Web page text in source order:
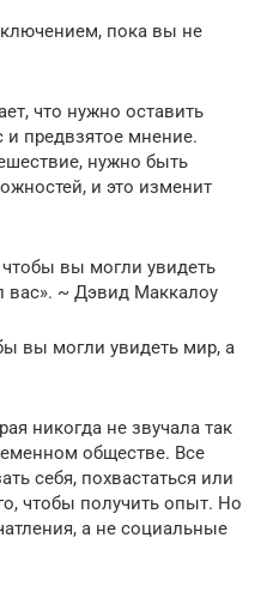
пока вы не
что нужно оставить
и предвзятое мнение.
нужно быть
и это изменит
чтобы вы могли увидеть
вас». ~ Дэвид Маккалоу
вы могли увидеть мир, а
никогда не звучала так
обществе. Все
себя, похвастаться или
чтобы получить опыт. Но
а не социальные